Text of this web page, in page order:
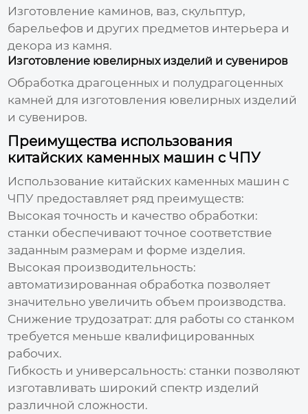
Изготовление каминов, ваз, скульптур,
барельефов и других предметов интерьера и
декора из камня.
Изготовление ювелирных изделий и сувениров
Обработка драгоценных и полудрагоценных
камней для изготовления ювелирных изделий
и сувениров.
Преимущества использования
китайских каменных машин с ЧПУ
Использование китайских каменных машин с
ЧПУ предоставляет ряд преимуществ:
Высокая точность и качество обработки:
станки обеспечивают точное соответствие
заданным размерам и форме изделия.
Высокая производительность:
автоматизированная обработка позволяет
значительно увеличить объем производства.
Снижение трудозатрат: для работы со станком
требуется меньше квалифицированных
рабочих.
Гибкость и универсальность: станки позволяют
изготавливать широкий спектр изделий
различной сложности.